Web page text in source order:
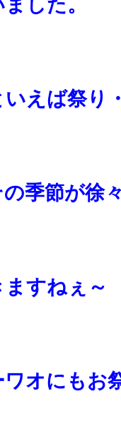
した。
えば祭り
季節が徐
すねぇ～
オにもお